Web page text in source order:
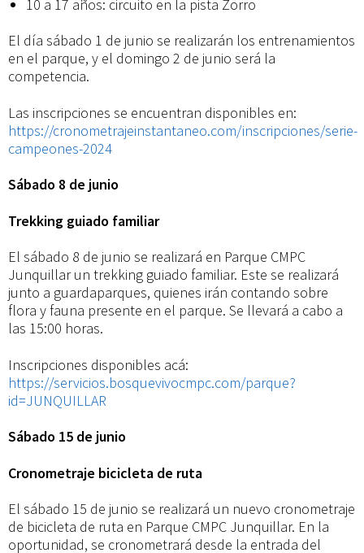
10 a 17 años: circuito en la pista Zorro
El día sábado 1 de junio se realizarán los entrenamientos
en el parque, y el domingo 2 de junio será la
competencia.
Las inscripciones se encuentran disponibles en:
https://cronometrajeinstantaneo.com/inscripciones/serie-
campeones-2024
Sábado 8 de junio
Trekking guiado familiar
El sábado 8 de junio se realizará en Parque CMPC
Junquillar un trekking guiado familiar. Este se realizará
junto a guardaparques, quienes irán contando sobre
flora y fauna presente en el parque. Se llevará a cabo a
las 15:00 horas.
Inscripciones disponibles acá:
https://servicios.bosquevivocmpc.com/parque?
id=JUNQUILLAR
Sábado 15 de junio
Cronometraje bicicleta de ruta
El sábado 15 de junio se realizará un nuevo cronometraje
de bicicleta de ruta en Parque CMPC Junquillar. En la
oportunidad, se cronometrará desde la entrada del